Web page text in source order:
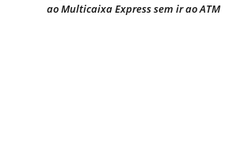
ao Multicaixa Express sem ir ao ATM